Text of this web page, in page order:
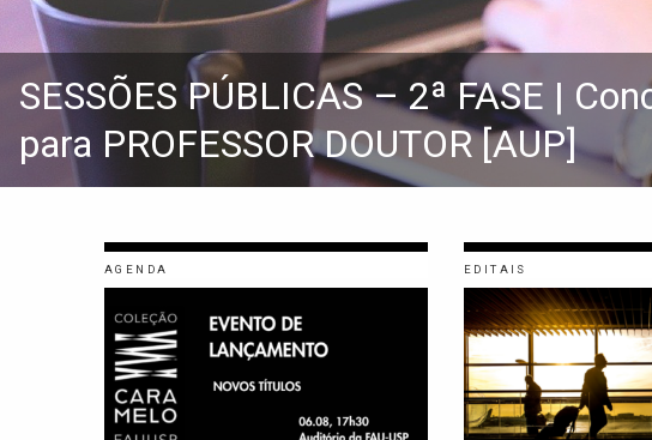
PROCLAMAÇÃO DE RESULTADO – 1ª
Concurso para PROFESSOR DOUTOR
AGENDA EDITAIS